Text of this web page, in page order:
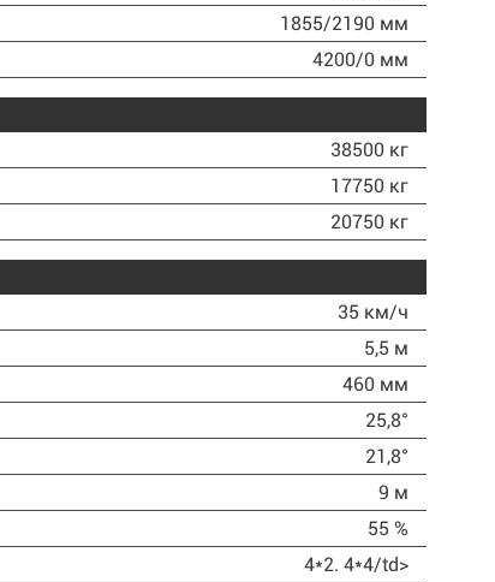
1855/2190 мм
4200/0 мм
38500 кг
17750 кг
20750 кг
35 км/ч
5,5 м
460 мм
25,8°
21,8°
9 м
55 %
4*2. 4*4/td>